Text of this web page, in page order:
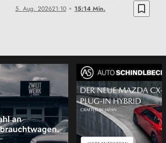
5. Aug. 202621:10 15:14 Min. bookmark_border